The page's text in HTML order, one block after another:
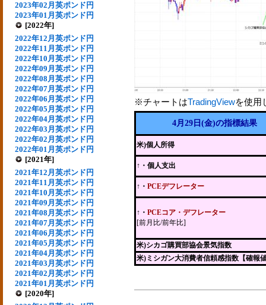
2023年02月英ポンド円
2023年01月英ポンド円
[2022年]
2022年12月英ポンド円
2022年11月英ポンド円
2022年10月英ポンド円
2022年09月英ポンド円
2022年08月英ポンド円
2022年07月英ポンド円
2022年06月英ポンド円
2022年05月英ポンド円
2022年04月英ポンド円
2022年03月英ポンド円
2022年02月英ポンド円
2022年01月英ポンド円
[2021年]
2021年12月英ポンド円
2021年11月英ポンド円
2021年10月英ポンド円
2021年09月英ポンド円
2021年08月英ポンド円
2021年07月英ポンド円
2021年06月英ポンド円
2021年05月英ポンド円
2021年04月英ポンド円
2021年03月英ポンド円
2021年02月英ポンド円
2021年01月英ポンド円
[2020年]
※チャートはTradingViewを使用
4月29日(金)の指標結果
米)個人所得
↑・個人支出
↑・ PCEデフレーター
↑・ PCEコア・デフレーター
[前月比/前年比]
米)シカゴ購買部協会景気指数
米)ミシガン大消費者信頼感指数【確報